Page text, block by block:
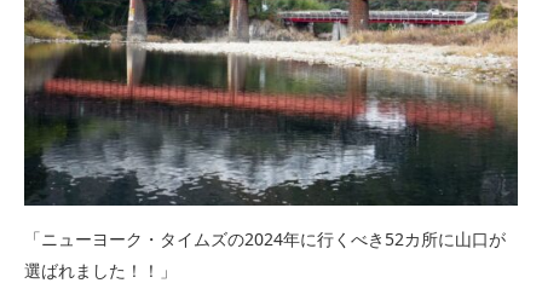
「ニューヨーク・タイムズの2024年に行くべき52カ所に山口が
選ばれました！！」